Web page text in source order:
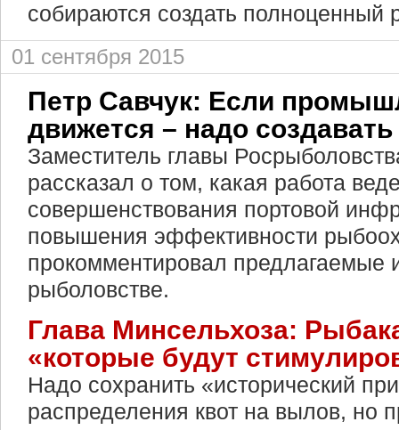
собираются создать полноценный
01 сентября 2015
Петр Савчук: Если
движется – надо
Заместитель главы
рассказал о том, какая работа
совершенствования портовой
повышения эффективности
прокомментировал предлагаемые
рыболовстве.
Глава Минсельхоза:
«которые будут
Надо сохранить «исторический
распределения квот на вылов, но